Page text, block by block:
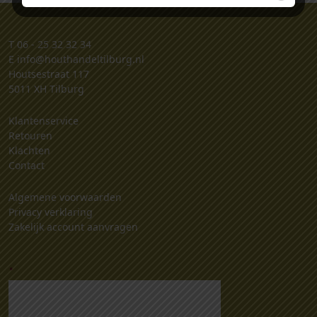
T 06 - 25 32 32 34
E info@houthandeltilburg.nl
Houtsestraat 117
5011 XH Tilburg
Klantenservice
Retouren
Klachten
Contact
Algemene voorwaarden
Privacy verklaring
Zakelijk account aanvragen
.